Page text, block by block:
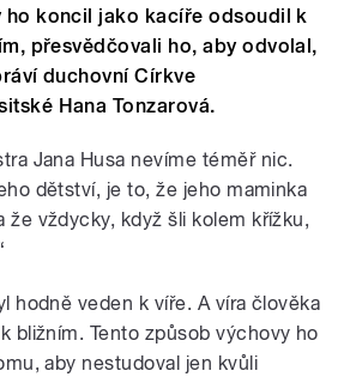
ho koncil jako kacíře odsoudil k
přesvědčovali ho, aby odvolal,
duchovní Církve
Hana Tonzarová.
Jana Husa nevíme téměř nic.
dětství, je to, že jeho maminka
že vždycky, když šli kolem křížku,
hodně veden k víře. A víra člověka
bližním. Tento způsob výchovy ho
aby nestudoval jen kvůli